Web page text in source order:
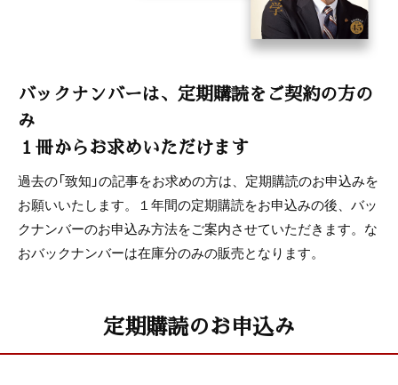
バックナンバーは、定期購読をご契約の方の
み
１冊からお求めいただけます
過去の「致知」の記事をお求めの方は、定期購読のお申込みを
お願いいたします。１年間の定期購読をお申込みの後、バッ
クナンバーのお申込み方法をご案内させていただきます。な
おバックナンバーは在庫分のみの販売となります。
定期購読のお申込み